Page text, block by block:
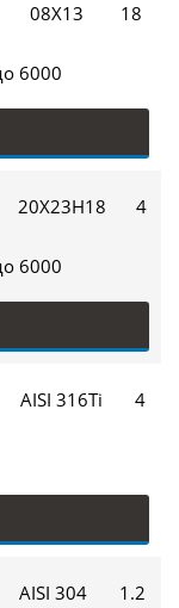
08Х13 18
6000
20Х23Н18 4
6000
AISI 316Ti 4
AISI 304 1.2